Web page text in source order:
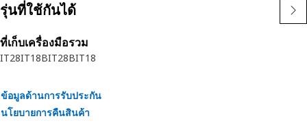
• Resistant to brake fluid for durability.
Applications:
for brake fluid, enabling the transmission of hydraulic
pressure to engage and disengage the parking brake,
รุ่นที่ใช้กันได้
ที่เก็บเครื่องมือรวม
IT28IT18BIT28BIT18
ข้อมูลด้านการรับประกัน
นโยบายการคืนสินค้า